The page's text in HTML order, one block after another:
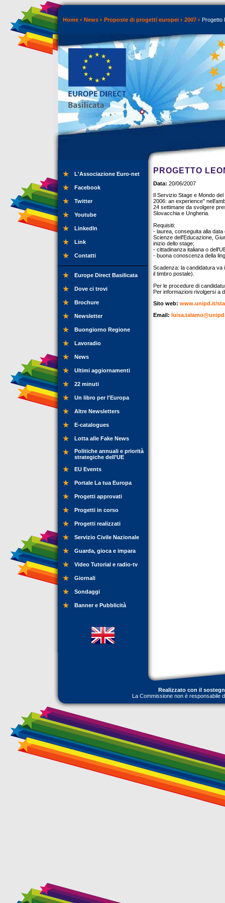
Home News Proposte di progetti europei 2007 Progetto
L'Associazione Euro-net
Facebook
Twitter
Youtube
LinkedIn
Link
Contatti
Europe Direct Basilicata
Dove ci trovi
Brochure
Newsletter
Buongiorno Regione
Lavoradio
News
Ultimi aggiornamenti
22 minuti
Un libro per l'Europa
Altre Newsletters
E-catalogues
Lotta alle Fake News
Politiche annuali e priorità
strategiche dell’UE
EU Events
Portale La tua Europa
Progetti approvati
Progetti in corso
Progetti realizzati
Servizio Civile Nazionale
Guarda, gioca e impara
Video Tutorial e radio-tv
Giornali
Sondaggi
Banner e Pubblicità
PROGETTO
Data: 20/06/2007
Il Servizio Stage e Mondo
2006: an experience"
24 settimane da svolgere
Slovacchia e Ungheria.
Requisiti:
- laurea, conseguita alla
Scienze dell'Educazione,
inizio dello stage;
- cittadinanza italiana o
- buona conoscenza della
Scadenza: la candidatura va
il timbro postale).
Per le procedure di
Per informazioni rivolgersi a
Sito web: www.unipd.it/
Email:
Realizzato con il
La Commissione non è responsabile